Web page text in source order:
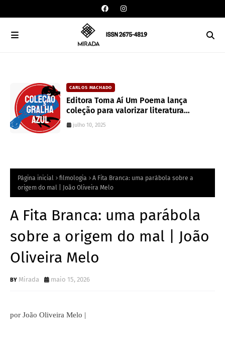
CARLOS MACHADO
Editora Toma Aí Um Poema lança
coleção para valorizar literatura
paranaense
julho 10, 2025
Página inicial filmologia
A Fita Branca: uma parábola sobre a
origem do mal | João Oliveira Melo
A Fita Branca: uma parábola
sobre a origem do mal | João
Oliveira Melo
Mirada maio 15, 2026
por João Oliveira Melo |